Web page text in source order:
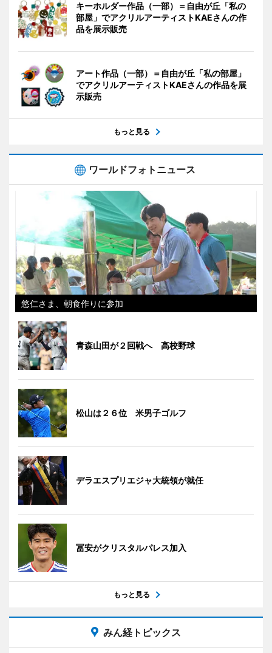
キーホルダー作品（一部）＝自由が丘「私の
部屋」でアクリルアーティストKAEさんの作
品を展示販売
アート作品（一部）＝自由が丘「私の部屋」
でアクリルアーティストKAEさんの作品を展
示販売
もっと見る
ワールドフォトニュース
悠仁さま、朝食作りに参加
青森山田が２回戦へ 高校野球
松山は２６位 米男子ゴルフ
デラエスプリエジャ大統領が就任
冨安がクリスタルパレス加入
もっと見る
みん経トピックス